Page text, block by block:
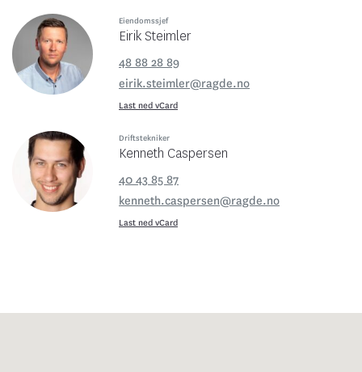
Eiendomssjef
Eirik Steimler
48 88 28 89
eirik.steimler@ragde.no
Last ned vCard
Driftstekniker
Kenneth Caspersen
40 43 85 87
kenneth.caspersen@ragde.no
Last ned vCard